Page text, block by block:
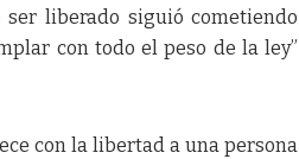
liberado siguió cometiendo
con todo el peso de la ley”
con la libertad a una persona